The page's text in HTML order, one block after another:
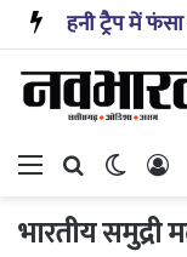
Menu Search for
Switch
भारतीय समुद्री